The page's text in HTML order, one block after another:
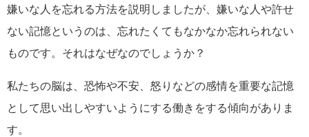
嫌いな人を忘れる方法を説明しましたが、嫌いな人や許せ
ない記憶というのは、忘れたくてもなかなか忘れられない
ものです。それはなぜなのでしょうか？
私たちの脳は、恐怖や不安、怒りなどの感情を重要な記憶
として思い出しやすいようにする働きをする傾向がありま
す。